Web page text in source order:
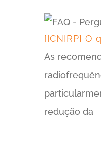
[ICNIRP] O
As
redução da